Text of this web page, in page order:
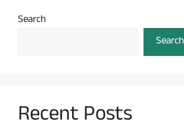
Search
Search
Recent Posts